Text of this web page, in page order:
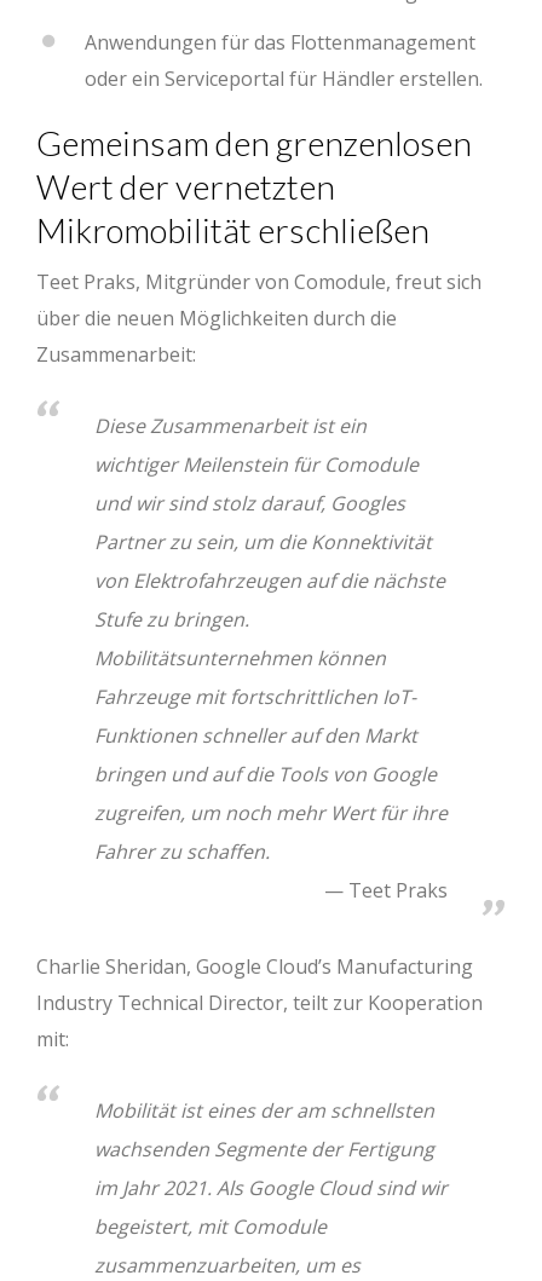
Anwendungen für das Flottenmanagement
oder ein Serviceportal für Händler erstellen.
Gemeinsam den grenzenlosen
Wert der vernetzten
Mikromobilität erschließen
Teet Praks, Mitgründer von Comodule, freut sich
über die neuen Möglichkeiten durch die
Zusammenarbeit:
Diese Zusammenarbeit ist ein
wichtiger Meilenstein für Comodule
und wir sind stolz darauf, Googles
Partner zu sein, um die Konnektivität
von Elektrofahrzeugen auf die nächste
Stufe zu bringen.
Mobilitätsunternehmen können
Fahrzeuge mit fortschrittlichen IoT-
Funktionen schneller auf den Markt
bringen und auf die Tools von Google
zugreifen, um noch mehr Wert für ihre
Fahrer zu schaffen.
Teet Praks
Charlie Sheridan, Google Cloud’s Manufacturing
Industry Technical Director, teilt zur Kooperation
mit:
Mobilität ist eines der am schnellsten
wachsenden Segmente der Fertigung
im Jahr 2021. Als Google Cloud sind wir
begeistert, mit Comodule
zusammenzuarbeiten, um es